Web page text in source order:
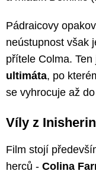
Pádraicovy
neústupnost však
přítele Colma.
ultimáta, po
se vyhrocuje až
Víly z
Film stojí
herců - Colina